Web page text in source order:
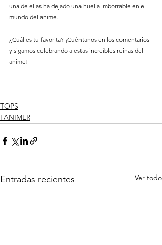
una de ellas ha dejado una huella imborrable en el
mundo del anime.
¿Cuál es tu favorita? ¡Cuéntanos en los comentarios
y sigamos celebrando a estas increíbles reinas del
anime!
TOPS
FANIMER
Entradas recientes Ver todo